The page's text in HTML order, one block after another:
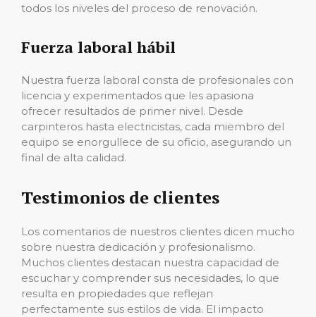
todos los niveles del proceso de renovación.
Fuerza laboral hábil
Nuestra fuerza laboral consta de profesionales con
licencia y experimentados que les apasiona
ofrecer resultados de primer nivel. Desde
carpinteros hasta electricistas, cada miembro del
equipo se enorgullece de su oficio, asegurando un
final de alta calidad.
Testimonios de clientes
Los comentarios de nuestros clientes dicen mucho
sobre nuestra dedicación y profesionalismo.
Muchos clientes destacan nuestra capacidad de
escuchar y comprender sus necesidades, lo que
resulta en propiedades que reflejan
perfectamente sus estilos de vida. El impacto